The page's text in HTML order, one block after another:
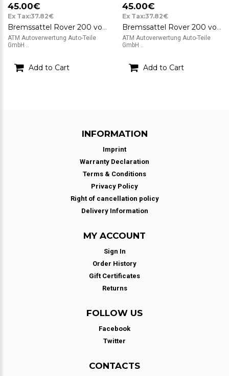
45.00€
Ex Tax:37.82€
Bremssattel Rover 200 vorne rechts Beifahrerseite
ATM Autoverwertung Auto-Teile
GmbH ..
Add to Cart
45.00€
Ex Tax:37.82€
Bremssattel Rover 200 vorne links Fahrerseite
ATM Autoverwertung Auto-Teile
GmbH ..
Add to Cart
INFORMATION
Imprint
Warranty Declaration
Terms & Conditions
Privacy Policy
Right of cancellation policy
Delivery Information
MY ACCOUNT
Sign In
Order History
Gift Certificates
Returns
FOLLOW US
Facebook
Twitter
CONTACTS